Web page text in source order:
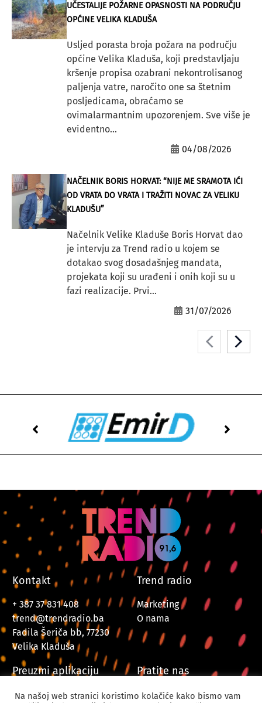
UČESTALIJE POŽARNE OPASNOSTI NA PODRUČJU
OPĆINE VELIKA KLADUŠA
Usljed porasta broja požara na području
općine Velika Kladuša, koji predstavljaju
kršenje propisa ozabrani nekontrolisanog
paljenja vatre, naročito one sa štetnim
posljedicama, obraćamo se
ovimalarmantnim upozorenjem. Sve više je
evidentno...
04/08/2026
NAČELNIK BORIS HORVAT: “NIJE ME SRAMOTA IĆI
OD VRATA DO VRATA I TRAŽITI NOVAC ZA VELIKU
KLADUŠU”
Načelnik Velike Kladuše Boris Horvat dao
je intervju za Trend radio u kojem se
dotakao svog dosadašnjeg mandata,
projekata koji su urađeni i onih koji su u
fazi realizacije. Prvi...
31/07/2026
Kontakt
+ 387 37 831 408
trend@trendradio.ba
Fadila Šeriča bb, 77230
Velika Kladuša
Trend radio
Marketing
O nama
Preuzmi aplikaciju Pratite nas
Na našoj web stranici koristimo kolačiće kako bismo vam